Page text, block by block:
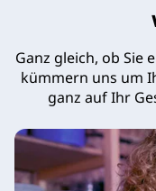
Ganz gleich, ob Sie
kümmern uns um
ganz auf Ihr